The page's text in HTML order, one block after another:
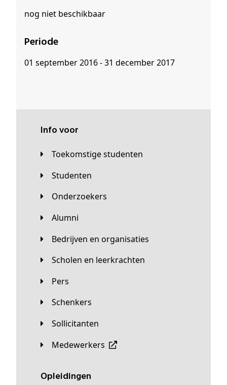
nog niet beschikbaar
Periode
01 september 2016 - 31 december 2017
Info voor
Toekomstige studenten
Studenten
Onderzoekers
Alumni
Bedrijven en organisaties
Scholen en leerkrachten
Pers
Schenkers
Sollicitanten
Medewerkers
Opleidingen